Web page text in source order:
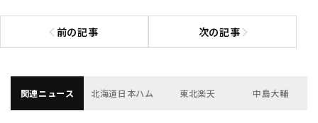
前の記事
前の記事へ 次の記事次の記事へ
関連ニュース 北海道日本ハム 東北楽天 中島大輔